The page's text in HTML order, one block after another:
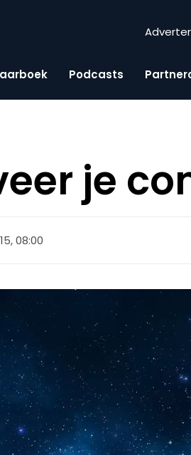
Podcasts
je
08:00